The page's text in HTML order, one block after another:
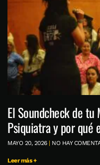
El Soundcheck de tu
Psiquiatra y por qué
MAYO 20, 2026 NO HAY
Leer más +